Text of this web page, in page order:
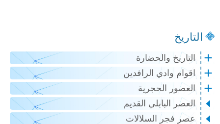
التاريخ
التاريخ والحضارة
اقوام وادي الرافدين
العصور الحجرية
العصر البابلي القديم
عصر فجر السلالات